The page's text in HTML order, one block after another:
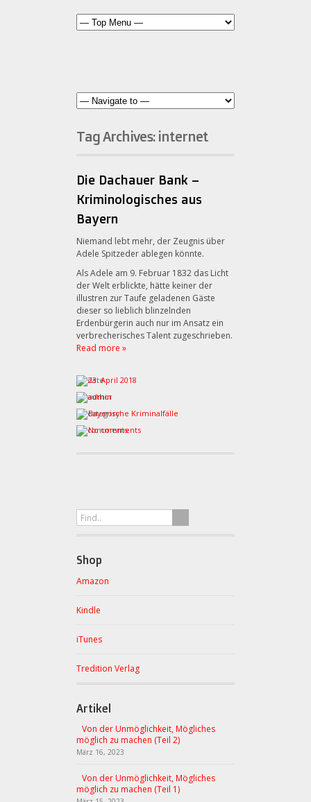
Tag Archives: internet
Die Dachauer Bank –
Kriminologisches aus
Bayern
Niemand lebt mehr, der Zeugnis über
Adele Spitzeder ablegen könnte.
Als Adele am 9. Februar 1832 das Licht
der Welt erblickte, hätte keiner der
illustren zur Taufe geladenen Gäste
dieser so lieblich blinzelnden
Erdenbürgerin auch nur im Ansatz ein
verbrecherisches Talent zugeschrieben.
Read more »
23. April 2018
admin
Bayerische Kriminalfälle
No comments
Shop
Amazon
Kindle
iTunes
Tredition Verlag
Artikel
Von der Unmöglichkeit, Mögliches
möglich zu machen (Teil 2)
März 16, 2023
Von der Unmöglichkeit, Mögliches
möglich zu machen (Teil 1)